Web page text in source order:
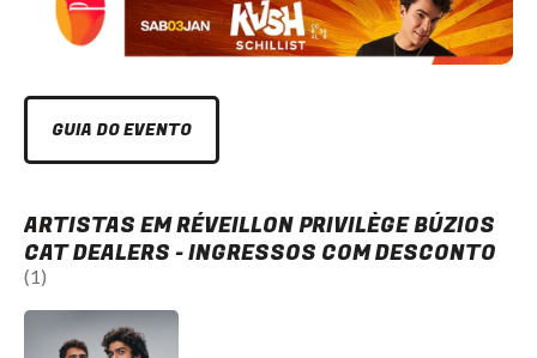
GUIA DO EVENTO
ARTISTAS EM RÉVEILLON PRIVILÈGE BÚZIOS
CAT DEALERS - INGRESSOS COM DESCONTO
(1)